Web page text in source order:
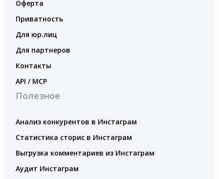
Оферта
Приватность
Для юр.лиц
Для партнеров
Контакты
API / MCP
Полезное
Анализ конкурентов в Инстаграм
Статистика сторис в Инстаграм
Выгрузка комментариев из Инстаграм
Аудит Инстаграм